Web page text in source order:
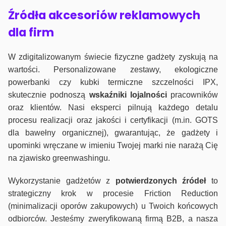
Źródła akcesoriów reklamowych
dla firm
W zdigitalizowanym świecie fizyczne gadżety zyskują na
wartości. Personalizowane zestawy, ekologiczne
powerbanki czy kubki termiczne szczelności IPX,
skutecznie podnoszą wskaźniki lojalnościpracowników
oraz klientów. Nasi eksperci pilnują każdego detalu
procesu realizacji oraz jakości i certyfikacji (m.in. GOTS
dla bawełny organicznej), gwarantując, że gadżety i
upominki wręczane w imieniu Twojej marki nie narażą Cię
na zjawisko greenwashingu.
Wykorzystanie gadżetów z potwierdzonych źródełto
strategiczny krok w procesie Friction Reduction
(minimalizacji oporów zakupowych) u Twoich końcowych
odbiorców. Jesteśmy zweryfikowaną firmą B2B, a nasza